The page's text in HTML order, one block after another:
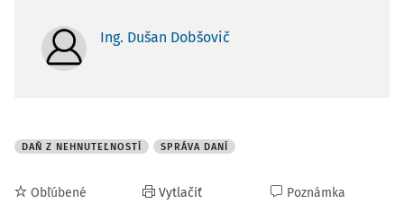
Ing. Dušan Dobšovič
DAŇ Z NEHNUTEĽNOSTÍ SPRÁVA DANÍ
Obľúbené Vytlačiť Poznámka